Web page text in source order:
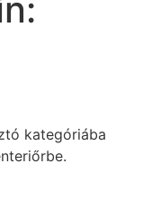
kategóriába